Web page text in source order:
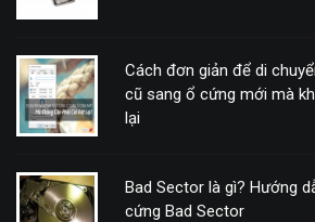
Cách đơn giản để di
cũ sang ổ cứng mới mà
lại
Bad Sector là gì? Hướng
cứng Bad Sector